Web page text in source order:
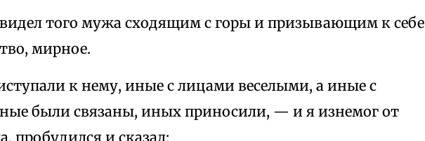
видел того мужа сходящим с горы и призывающим к себе
мирное.
к нему, иные с лицами веселыми, а иные с
были связаны, иных приносили, — и я изнемог от
пробудился и сказал: